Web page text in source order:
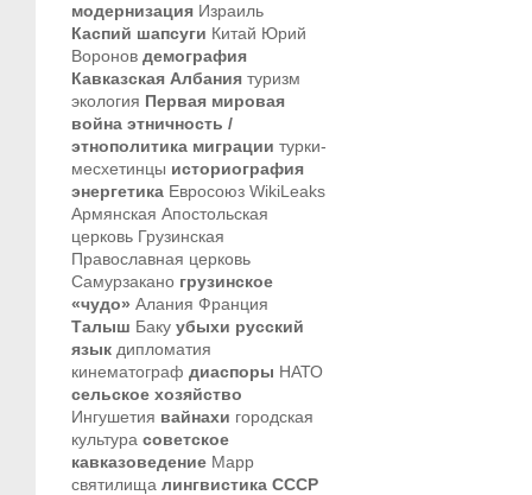
модернизация Израиль
Каспий шапсуги Китай Юрий
Воронов демография
Кавказская Албания туризм
экология Первая мировая
война этничность /
этнополитика миграции турки-
месхетинцы историография
энергетика Евросоюз WikiLeaks
Армянская Апостольская
церковь Грузинская
Православная церковь
Самурзакано грузинское
«чудо» Алания Франция
Талыш Баку убыхи русский
язык дипломатия
кинематограф диаспоры НАТО
сельское хозяйство
Ингушетия вайнахи городская
культура советское
кавказоведение Марр
святилища лингвистика СССР